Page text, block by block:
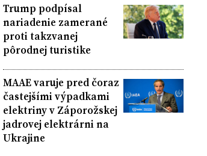
Trump podpísal
nariadenie zamerané
proti takzvanej
pôrodnej turistike
MAAE varuje pred čoraz
častejšími výpadkami
elektriny v Záporožskej
jadrovej elektrárni na
Ukrajine